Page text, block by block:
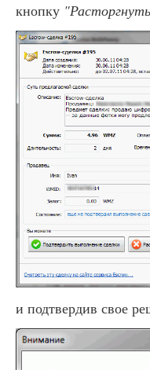
кнопку
и подтвердив свое